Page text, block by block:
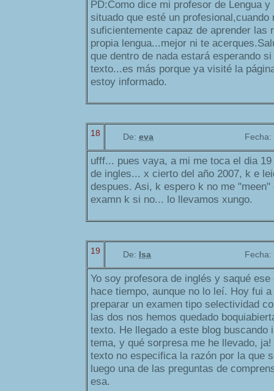
PD:Como dice mi profesor de Lengua
situado que esté un profesional,cuando
suficientemente capaz de aprender las
propia lengua...mejor ni te
que dentro de nada estará esperando
texto...es más porque ya visité la
estoy informado.
18 De: eva Fecha:
ufff... pues vaya, a mi me toca el dia
de ingles... x cierto del año 2007, k e
despues. Asi, k espero k no me "meen"
examn k si no... lo llevamos xungo.
19 De: Isa Fecha:
Yo soy profesora de inglés y saqué
hace tiempo, aunque no lo leí. Hoy fui
preparar un examen tipo selectividad
las dos nos hemos quedado
texto. He llegado a este blog buscando
tema, y qué sorpresa me he llevado,
texto no especifica la razón por la que
luego una de las preguntas de
esa.